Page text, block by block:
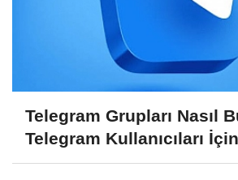
Telegram Grupları Nasıl
Telegram Kullanıcıları